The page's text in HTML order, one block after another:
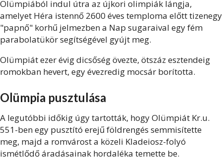
Olümpiából indul útra az újkori olimpiák lángja,
amelyet Héra istennő 2600 éves temploma előtt tizenegy
"papnő" korhű jelmezben a Nap sugaraival egy fém
parabolatükör segítségével gyújt meg.
Olümpiát ezer évig dicsőség övezte, ötszáz esztendeig
romokban hevert, egy évezredig mocsár borította.
Olümpia pusztulása
A legutóbbi időkig úgy tartották, hogy Olümpiát Kr.u.
551-ben egy pusztító erejű földrengés semmisítette
meg, majd a romvárost a közeli Kladeiosz-folyó
ismétlődő áradásainak hordaléka temette be.